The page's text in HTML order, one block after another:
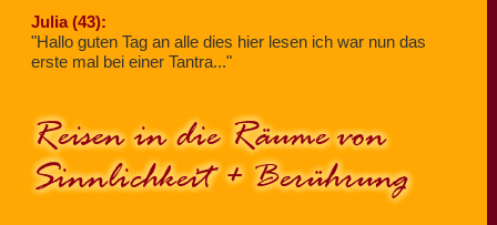
Julia (43):
"Hallo guten Tag an alle dies hier lesen ich war nun das
erste mal bei einer Tantra..."
Reisen in die Räume von
Sinnlichkeit + Berührung